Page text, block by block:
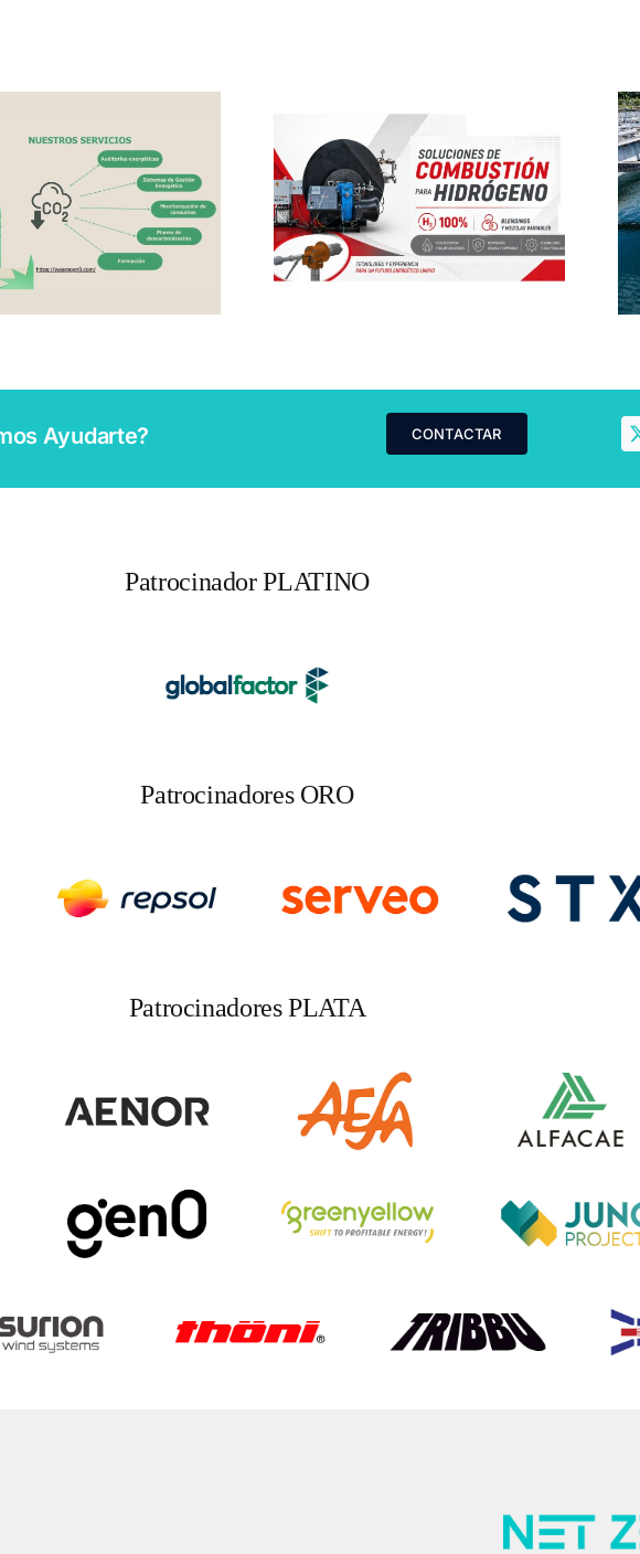
SISCAL:
Soluciones
avanzadas de
combustión para la
descarbonización
SUEZ: Soluciones
avanzadas para la
calidad del aire y la
acción climática
Ayudarte? CONTACTAR
Patrocinador PLATINO
Patrocinadores ORO
Patrocinadores PLATA